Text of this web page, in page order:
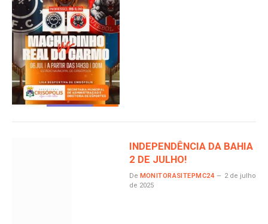
INDEPENDÊNCIA DA BAHIA
2 DE JULHO!
De MONITORASITEPMC24
2 de julho
de 2025